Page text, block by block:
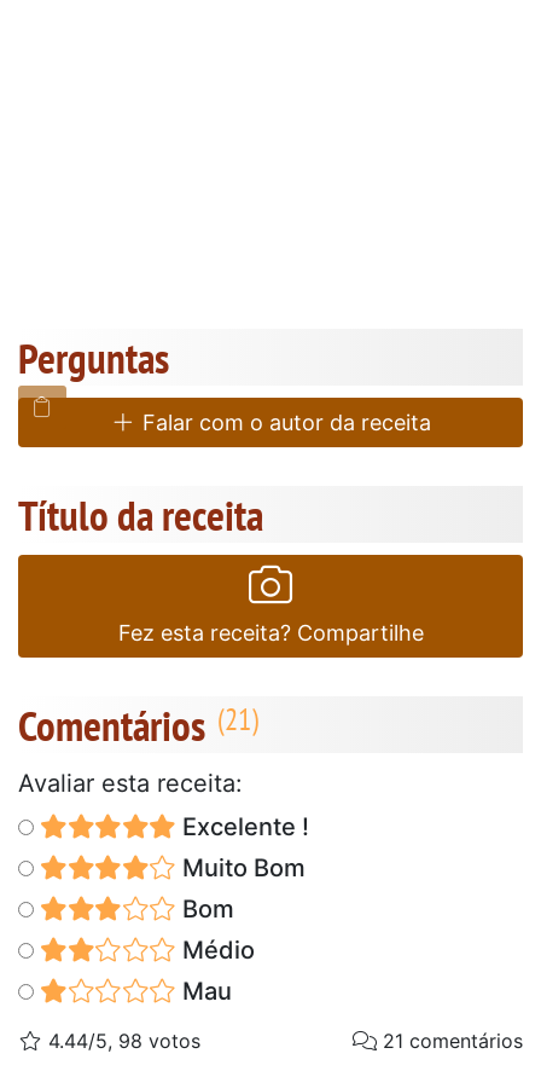
Perguntas
Falar com o autor da receita
Título da receita
Fez esta receita? Compartilhe
Comentários
Avaliar esta receita:
Excelente !
Muito Bom
Bom
Médio
Mau
4.44/5, 98 votos 21 comentários